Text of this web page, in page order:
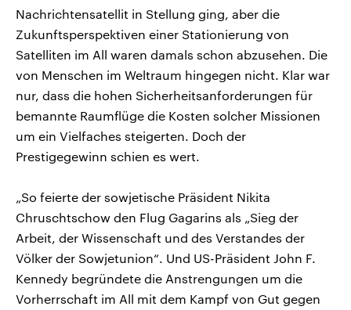
Nachrichtensatellit in Stellung ging, aber die
Zukunftsperspektiven einer Stationierung von
Satelliten im All waren damals schon abzusehen. Die
von Menschen im Weltraum hingegen nicht. Klar war
nur, dass die hohen Sicherheitsanforderungen für
bemannte Raumflüge die Kosten solcher Missionen
um ein Vielfaches steigerten. Doch der
Prestigegewinn schien es wert.
„So feierte der sowjetische Präsident Nikita
Chruschtschow den Flug Gagarins als „Sieg der
Arbeit, der Wissenschaft und des Verstandes der
Völker der Sowjetunion“. Und US-Präsident John F.
Kennedy begründete die Anstrengungen um die
Vorherrschaft im All mit dem Kampf von Gut gegen